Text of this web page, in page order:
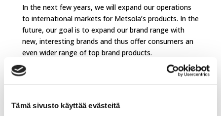
Tämä sivusto käyttää evästeitä
In the next few years, we will expand our operations
to international markets for Metsola’s products. In the
future, our goal is to expand our brand range with
new, interesting brands and thus offer consumers an
even wider range of top brand products.